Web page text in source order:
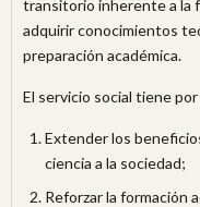
transitorio inherente a la
adquirir conocimientos
preparación académica.
El servicio social tiene
Extender los
ciencia a la sociedad;
Reforzar la formación